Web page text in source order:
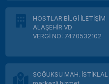
Türkiye'deki
karşılaştırmalı?
HOSTLAR BİLGİ İLETİŞİM
ALAŞEHİR VD
VERGİ NO: 7470532102
SOĞUKSU MAH.